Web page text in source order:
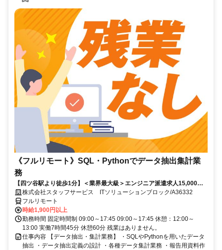
《フルリモート》SQL・Pythonでデータ抽出集計業
務
【四ツ谷駅より徒歩1分】＜業界最大級＞エンジニア派遣求人15,000件
以上◎ 来社不要のカンタン登録→最短2日で就業可能！！
株式会社スタッフサービス ITソリューションブロック/A36332
フルリモート
時給1,900円以上
勤務時間 固定時間制 09:00～17:45 09:00～17:45 休憩：12:00～
13:00 実働7時間45分 休憩60分 残業はありません。
仕事内容 【データ抽出・集計業務】 ・SQLやPythonを用いたデータ
抽出 ・データ抽出定義の設計 ・各種データ集計業務 ・報告用資料作